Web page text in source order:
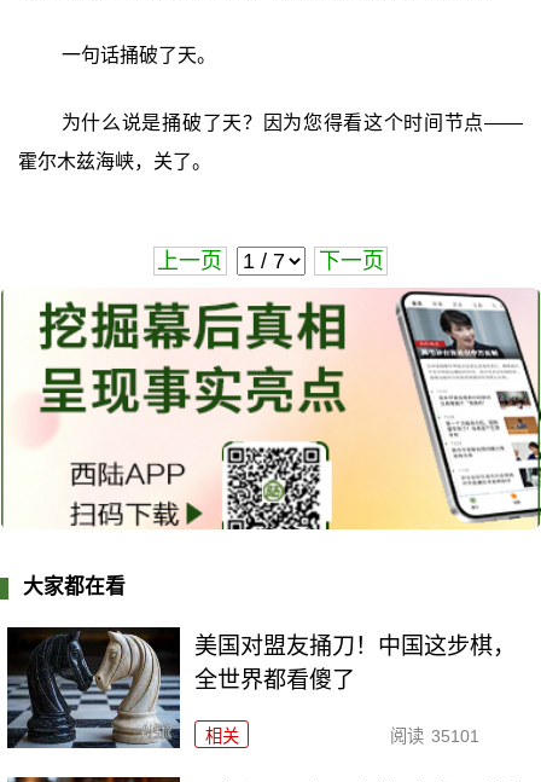
一句话捅破了天。
为什么说是捅破了天？因为您得看这个时间节点——
霍尔木兹海峡，关了。
上一页 下一页
大家都在看
美国对盟友捅刀！中国这步棋，
全世界都看傻了
相关 阅读 35101